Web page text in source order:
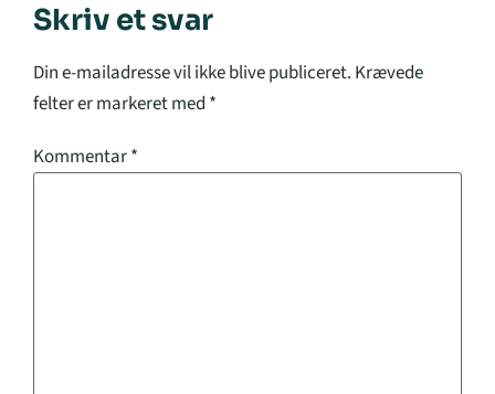
Skriv et svar
Din e-mailadresse vil ikke blive publiceret. Krævede
felter er markeret med *
Kommentar*